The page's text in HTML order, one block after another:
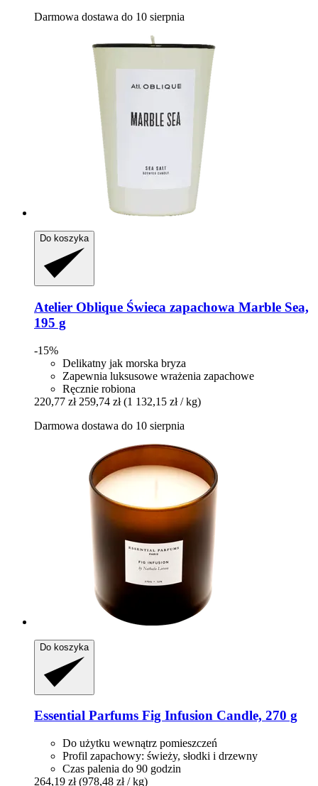
Darmowa dostawa do 10 sierpnia
Do koszyka
Atelier Oblique Świeca zapachowa Marble Sea,
195 g
-15%
Delikatny jak morska bryza
Zapewnia luksusowe wrażenia zapachowe
Ręcznie robiona
220,77 zł 259,74 zł (1 132,15 zł / kg)
Darmowa dostawa do 10 sierpnia
Do koszyka
Essential Parfums Fig Infusion Candle, 270 g
Do użytku wewnątrz pomieszczeń
Profil zapachowy: świeży, słodki i drzewny
Czas palenia do 90 godzin
264,19 zł (978,48 zł / kg)